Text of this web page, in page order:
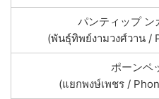
パンティップ ン
(พันธุ์ทิพย์งามวงศ์วาน /
ポーンペ
(แยกพงษ์เพชร /